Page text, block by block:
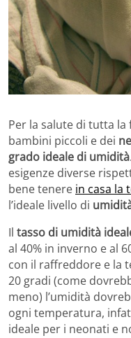
Per la salute di tutta
bambini piccoli e dei
grado ideale di umidità
esigenze diverse
bene tenere in casa la
l’ideale livello di
Il tasso di umidità
al 40% in inverno e al
con il raffreddore e la
20 gradi (come
meno) l’umidità
ogni temperatura,
ideale per i neonati e